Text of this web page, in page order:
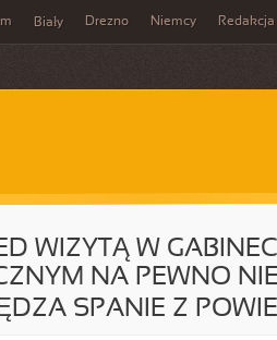
Biały Drezno Niemcy Redakcja
WIZYTĄ W
NA PEWNO
SPANIE Z